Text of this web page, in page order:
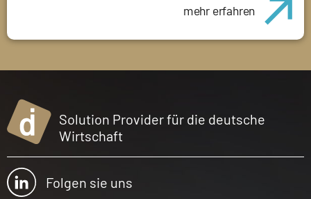
mehr erfahren
Solution Provider für die deutsche
Wirtschaft
Folgen sie uns